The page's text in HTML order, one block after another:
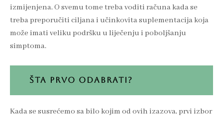
izmijenjena. O svemu tome treba voditi računa kada se
treba preporučiti ciljana i učinkovita suplementacija koja
može imati veliku podršku u liječenju i poboljšanju
simptoma.
ŠTA PRVO ODABRATI?
Kada se susrećemo sa bilo kojim od ovih izazova, prvi izbor